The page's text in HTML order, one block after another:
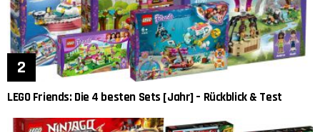
LEGO Friends: Die 4 besten Sets [Jahr] – Rückblick & Test